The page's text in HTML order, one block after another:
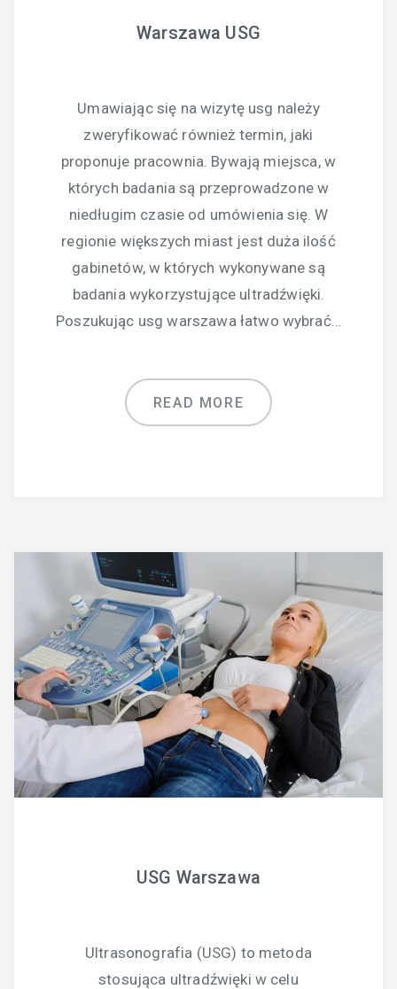
Warszawa USG
Umawiając się na wizytę usg należy
zweryfikować również termin, jaki
proponuje pracownia. Bywają miejsca, w
których badania są przeprowadzone w
niedługim czasie od umówienia się. W
regionie większych miast jest duża ilość
gabinetów, w których wykonywane są
badania wykorzystujące ultradźwięki.
Poszukując usg warszawa łatwo wybrać…
READ MORE
USG Warszawa
Ultrasonografia (USG) to metoda
stosująca ultradźwięki w celu